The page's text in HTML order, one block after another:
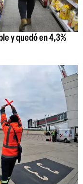
y quedó en 4,3%